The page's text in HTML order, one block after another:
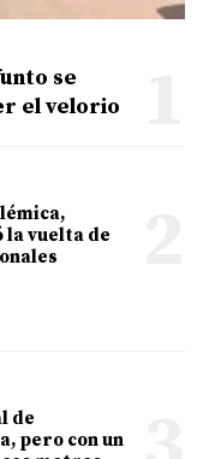
se
el velorio
la vuelta de
de
pero con un